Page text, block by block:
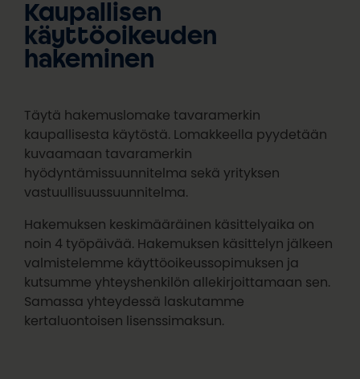
Kaupallisen
käyttöoikeuden
hakeminen
Täytä hakemuslomake tavaramerkin
kaupallisesta käytöstä. Lomakkeella pyydetään
kuvaamaan tavaramerkin
hyödyntämissuunnitelma sekä yrityksen
vastuullisuussuunnitelma.
Hakemuksen keskimääräinen käsittelyaika on
noin 4 työpäivää. Hakemuksen käsittelyn jälkeen
valmistelemme käyttöoikeussopimuksen ja
kutsumme yhteyshenkilön allekirjoittamaan sen.
Samassa yhteydessä laskutamme
kertaluontoisen lisenssimaksun.